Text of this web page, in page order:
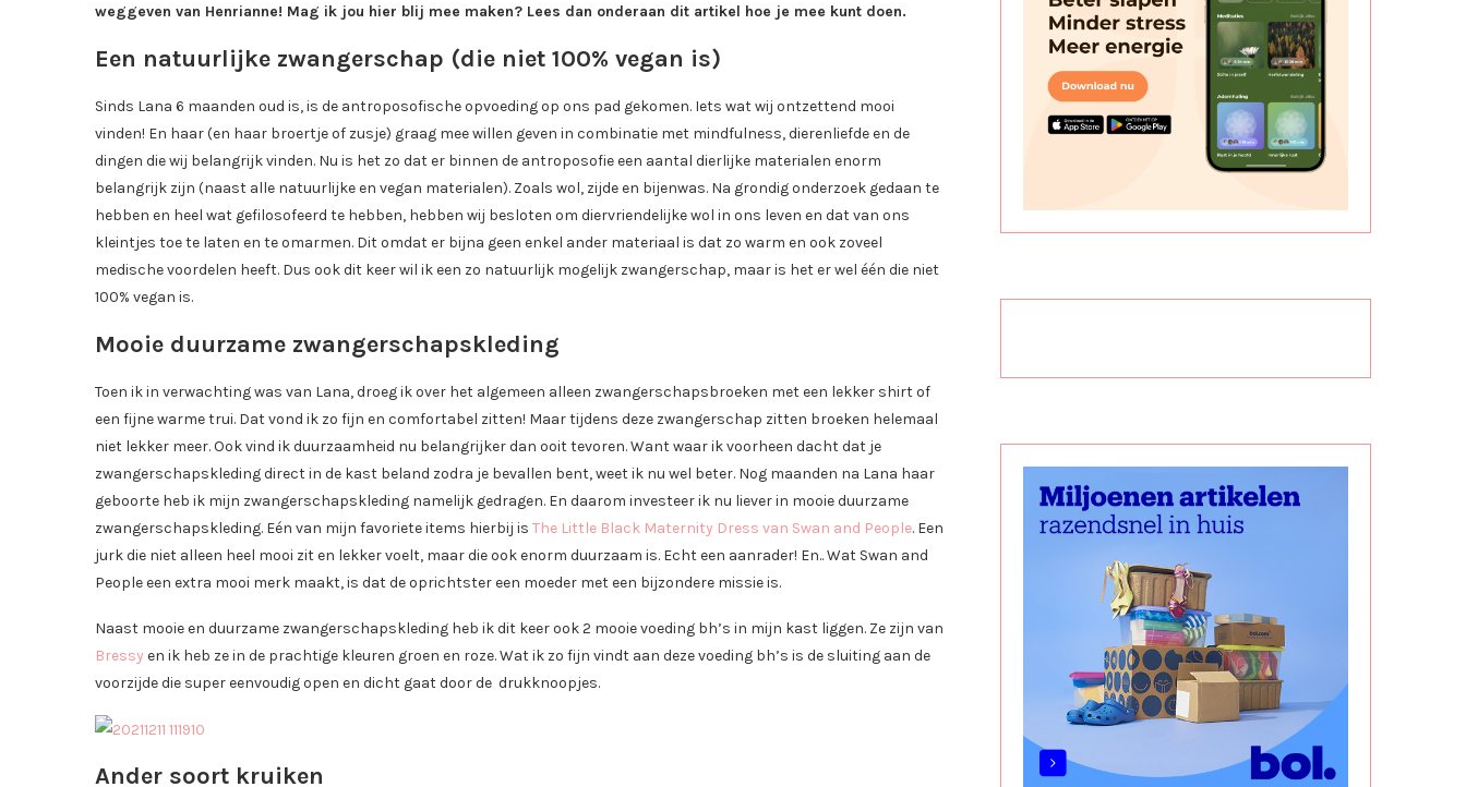
weggeven van Henrianne! Mag ik jou hier blij mee maken? Lees dan onderaan dit artikel hoe je mee kunt doen.
Een natuurlijke zwangerschap (die niet 100% vegan is)
Sinds Lana 6 maanden oud is, is de antroposofische opvoeding op ons pad gekomen. Iets wat wij ontzettend mooi
vinden! En haar (en haar broertje of zusje) graag mee willen geven in combinatie met mindfulness, dierenliefde en de
dingen die wij belangrijk vinden. Nu is het zo dat er binnen de antroposofie een aantal dierlijke materialen enorm
belangrijk zijn (naast alle natuurlijke en vegan materialen). Zoals wol, zijde en bijenwas. Na grondig onderzoek gedaan te
hebben en heel wat gefilosofeerd te hebben, hebben wij besloten om diervriendelijke wol in ons leven en dat van ons
kleintjes toe te laten en te omarmen. Dit omdat er bijna geen enkel ander materiaal is dat zo warm en ook zoveel
medische voordelen heeft. Dus ook dit keer wil ik een zo natuurlijk mogelijk zwangerschap, maar is het er wel één die niet
100% vegan is.
Mooie duurzame zwangerschapskleding
Toen ik in verwachting was van Lana, droeg ik over het algemeen alleen zwangerschapsbroeken met een lekker shirt of
een fijne warme trui. Dat vond ik zo fijn en comfortabel zitten! Maar tijdens deze zwangerschap zitten broeken helemaal
niet lekker meer. Ook vind ik duurzaamheid nu belangrijker dan ooit tevoren. Want waar ik voorheen dacht dat je
zwangerschapskleding direct in de kast beland zodra je bevallen bent, weet ik nu wel beter. Nog maanden na Lana haar
geboorte heb ik mijn zwangerschapskleding namelijk gedragen. En daarom investeer ik nu liever in mooie duurzame
zwangerschapskleding. Eén van mijn favoriete items hierbij is The Little Black Maternity Dress van Swan and People. Een
jurk die niet alleen heel mooi zit en lekker voelt, maar die ook enorm duurzaam is. Echt een aanrader! En.. Wat Swan and
People een extra mooi merk maakt, is dat de oprichtster een moeder met een bijzondere missie is.
Naast mooie en duurzame zwangerschapskleding heb ik dit keer ook 2 mooie voeding bh’s in mijn kast liggen. Ze zijn van
Bressy en ik heb ze in de prachtige kleuren groen en roze. Wat ik zo fijn vindt aan deze voeding bh’s is de sluiting aan de
voorzijde die super eenvoudig open en dicht gaat door de drukknoopjes.
Ander soort kruiken